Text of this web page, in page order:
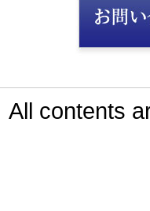
All contents